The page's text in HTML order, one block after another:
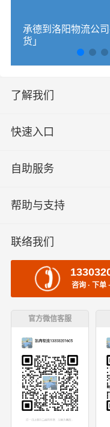
承德到洛阳物流公
货」
了解我们
快速入口
自助服务
帮助与支持
联络我们
咨询 · 下单
官方微信客服